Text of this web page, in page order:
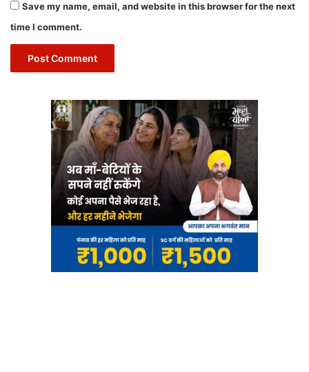
Save my name, email, and website in this browser for the next
time I comment.